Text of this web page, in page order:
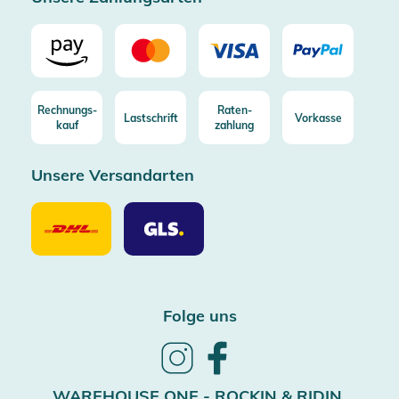
Rechnungs-
kauf
Lastschrift
Raten-
zahlung
Vorkasse
Unsere Versandarten
Unsere
Versandarten
DHL
Unsere
Versandarten
GLS
Folge uns
Follow